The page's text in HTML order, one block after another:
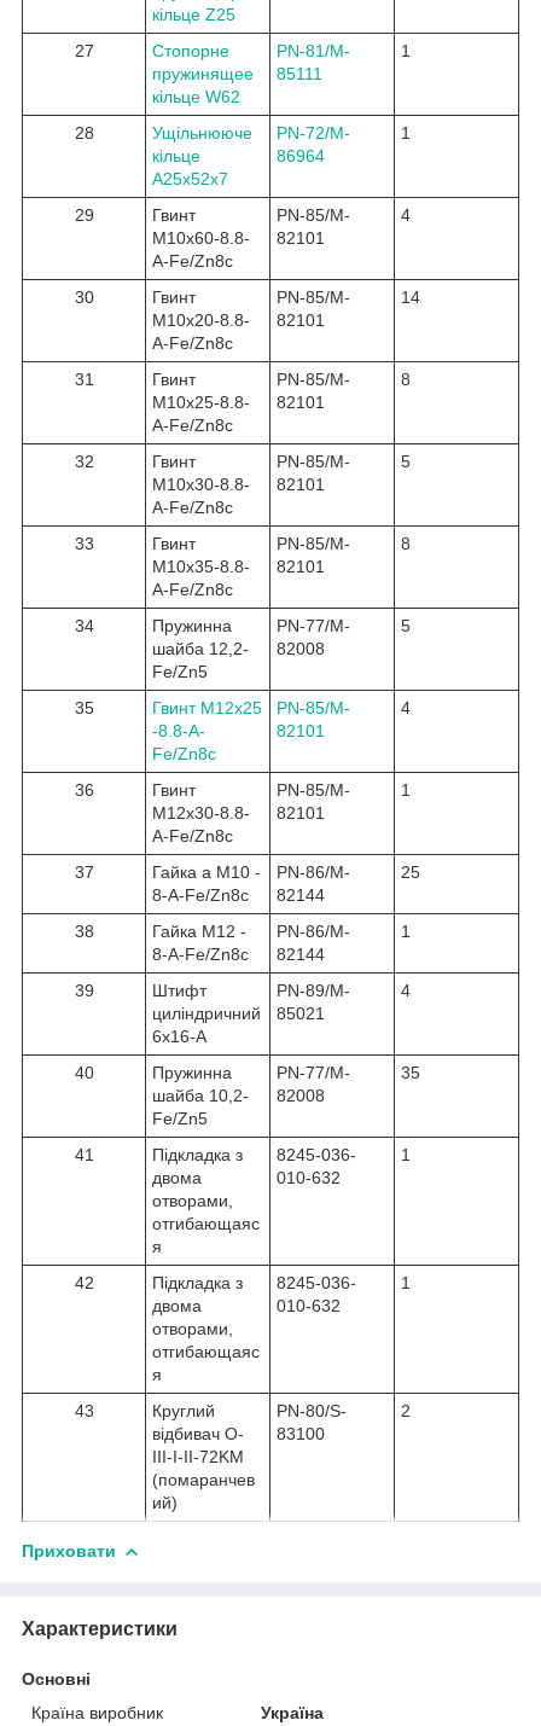
кільце Z25
27
Стопорне
пружинящее
кільце W62
PN-81/M-
85111
1
28
Ущільнююче
кільце
A25x52x7
PN-72/M-
86964
1
29
Гвинт
M10x60-8.8-
A-Fe/Zn8c
PN-85/M-
82101
4
30
Гвинт
M10x20-8.8-
A-Fe/Zn8c
PN-85/M-
82101
14
31
Гвинт
M10x25-8.8-
A-Fe/Zn8c
PN-85/M-
82101
8
32
Гвинт
M10x30-8.8-
A-Fe/Zn8c
PN-85/M-
82101
5
33
Гвинт
M10x35-8.8-
A-Fe/Zn8c
PN-85/M-
82101
8
34
Пружинна
шайба 12,2-
Fe/Zn5
PN-77/M-
82008
5
35
Гвинт M12x25
-8.8-A-
Fe/Zn8c
PN-85/M-
82101
4
36
Гвинт
M12x30-8.8-
A-Fe/Zn8c
PN-85/M-
82101
1
37
Гайка a M10 -
8-A-Fe/Zn8c
PN-86/M-
82144
25
38
Гайка M12 -
8-A-Fe/Zn8c
PN-86/M-
82144
1
39
Штифт
циліндричний
6x16-A
PN-89/M-
85021
4
40
Пружинна
шайба 10,2-
Fe/Zn5
PN-77/M-
82008
35
41
Підкладка з
двома
отворами,
отгибающаяс
я
8245-036-
010-632
1
42
Підкладка з
двома
отворами,
отгибающаяс
я
8245-036-
010-632
1
43
Круглий
відбивач O-
III-I-II-72KM
(помаранчев
ий)
PN-80/S-
83100
2
Приховати
Характеристики
Основні
Країна виробник
Україна